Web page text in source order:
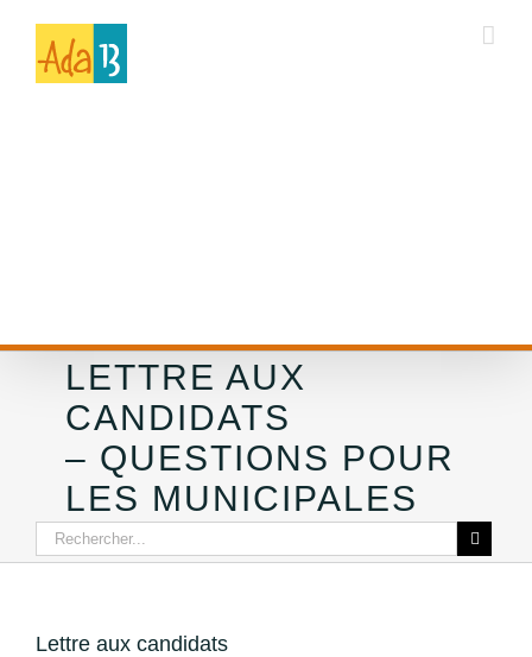
LETTRE AUX
CANDIDATS
– QUESTIONS POUR
LES MUNICIPALES
Lettre aux candidats